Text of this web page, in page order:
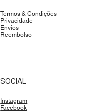
Termos & Condições
Privacidade
Envios
Reembolso
SOCIAL
Instagram
Facebook